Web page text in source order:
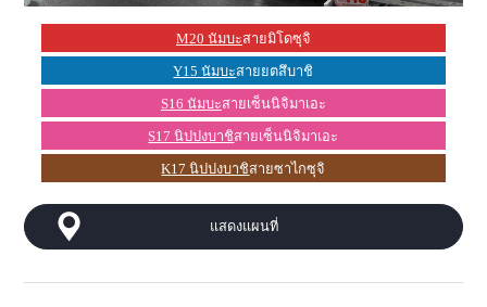
M20 นัมบะสายมิโดซุจิ
Y15 นัมบะสายยตสึบาชิ
S16 นัมบะสายเซ็นนิจิมาเอะ
S17 นิปปงบาชิสายเซ็นนิจิมาเอะ
K17 นิปปงบาชิสายซาไกซุจิ
แสดงแผนที่